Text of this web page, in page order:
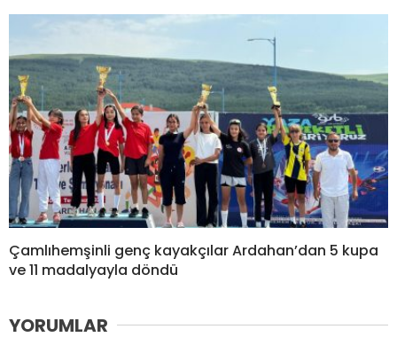
Çamlıhemşinli genç kayakçılar Ardahan’dan 5 kupa
ve 11 madalyayla döndü
YORUMLAR